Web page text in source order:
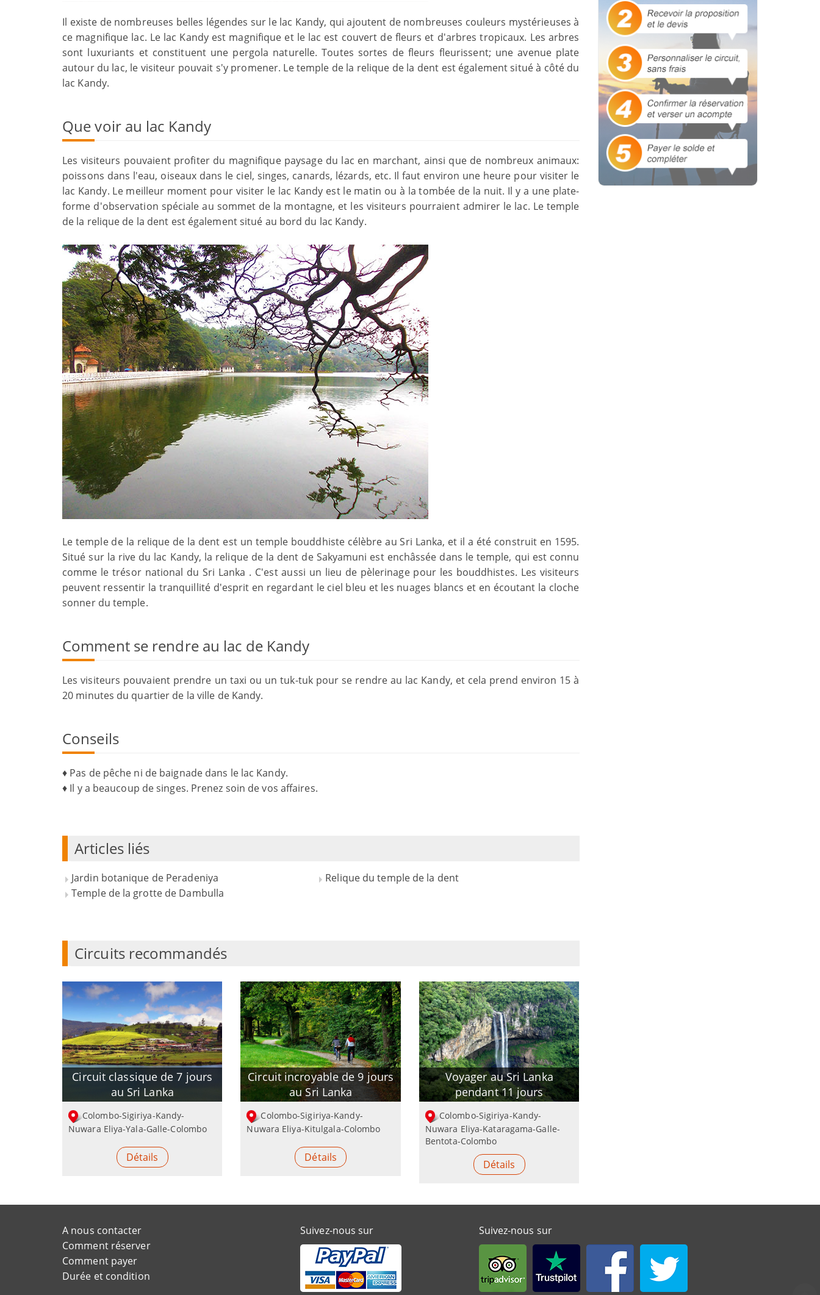
Il existe de nombreuses belles légendes sur le lac Kandy, qui ajoutent de nombreuses couleurs mystérieuses à
ce magnifique lac. Le lac Kandy est magnifique et le lac est couvert de fleurs et d'arbres tropicaux. Les arbres
sont luxuriants et constituent une pergola naturelle. Toutes sortes de fleurs fleurissent; une avenue plate
autour du lac, le visiteur pouvait s'y promener. Le temple de la relique de la dent est également situé à côté du
lac Kandy.
Que voir au lac Kandy
Les visiteurs pouvaient profiter du magnifique paysage du lac en marchant, ainsi que de nombreux animaux:
poissons dans l'eau, oiseaux dans le ciel, singes, canards, lézards, etc. Il faut environ une heure pour visiter le
lac Kandy. Le meilleur moment pour visiter le lac Kandy est le matin ou à la tombée de la nuit. Il y a une plate-
forme d'observation spéciale au sommet de la montagne, et les visiteurs pourraient admirer le lac. Le temple
de la relique de la dent est également situé au bord du lac Kandy.
Le temple de la relique de la dent est un temple bouddhiste célèbre au Sri Lanka, et il a été construit en 1595.
Situé sur la rive du lac Kandy, la relique de la dent de Sakyamuni est enchâssée dans le temple, qui est connu
comme le trésor national du Sri Lanka . C'est aussi un lieu de pèlerinage pour les bouddhistes. Les visiteurs
peuvent ressentir la tranquillité d'esprit en regardant le ciel bleu et les nuages ​​blancs et en écoutant la cloche
sonner du temple.
Comment se rendre au lac de Kandy
Les visiteurs pouvaient prendre un taxi ou un tuk-tuk pour se rendre au lac Kandy, et cela prend environ 15 à
20 minutes du quartier de la ville de Kandy.
Conseils
♦ Pas de pêche ni de baignade dans le lac Kandy.
♦ Il y a beaucoup de singes. Prenez soin de vos affaires.
Articles liés
Jardin botanique de Peradeniya
Relique du temple de la dent
Temple de la grotte de Dambulla
Circuits recommandés
Circuit classique de 7 jours
au Sri Lanka
Colombo-Sigiriya-Kandy-
Nuwara Eliya-Yala-Galle-Colombo
Détails
Circuit incroyable de 9 jours
au Sri Lanka
Colombo-Sigiriya-Kandy-
Nuwara Eliya-Kitulgala-Colombo
Détails
Voyager au Sri Lanka
pendant 11 jours
Colombo-Sigiriya-Kandy-
Nuwara Eliya-Kataragama-Galle-
Bentota-Colombo
Détails
A nous contacter
Comment réserver
Comment payer
Durée et condition
Suivez-nous sur Suivez-nous sur